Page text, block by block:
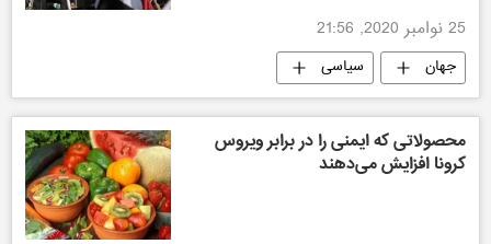
25 نوامبر 2020, 21:56
جهان سیاسی
محصولاتی که ایمنی را در برابر ویروس
کرونا افزایش می‌دهند